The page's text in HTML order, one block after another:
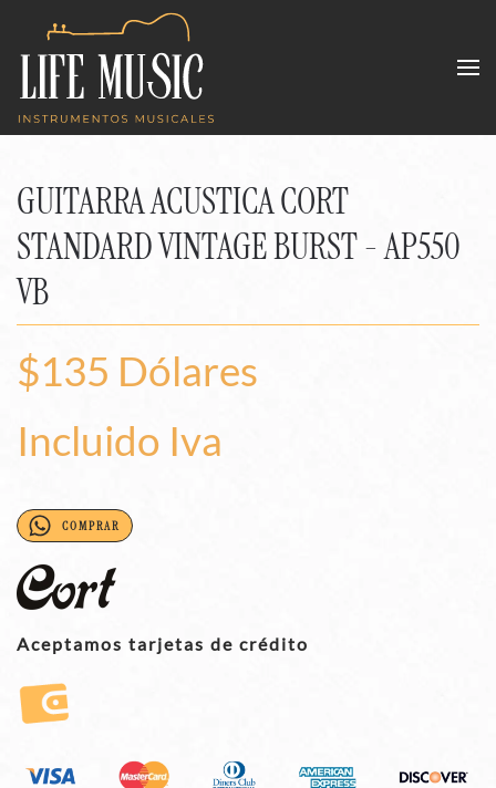
Skip to main content
GUITARRA ACUSTICA CORT
STANDARD VINTAGE BURST - AP550
VB
$135 Dólares
Incluido Iva
COMPRAR
Aceptamos tarjetas de crédito